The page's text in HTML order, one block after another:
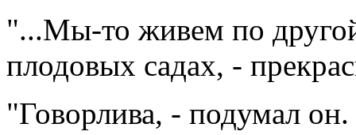
"...Мы-то живем по
плодовых садах, -
"Говорлива, - подумал